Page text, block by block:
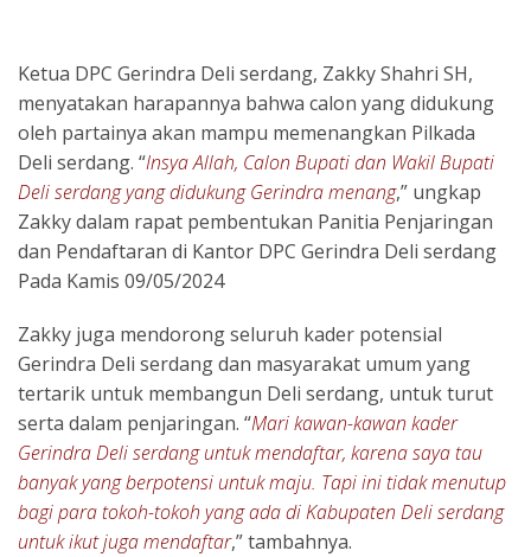
Ketua DPC Gerindra Deli serdang, Zakky Shahri SH,
menyatakan harapannya bahwa calon yang didukung
oleh partainya akan mampu memenangkan Pilkada
Deli serdang. “Insya Allah, Calon Bupati dan Wakil Bupati
Deli serdang yang didukung Gerindra menang,” ungkap
Zakky dalam rapat pembentukan Panitia Penjaringan
dan Pendaftaran di Kantor DPC Gerindra Deli serdang
Pada Kamis 09/05/2024
Zakky juga mendorong seluruh kader potensial
Gerindra Deli serdang dan masyarakat umum yang
tertarik untuk membangun Deli serdang, untuk turut
serta dalam penjaringan. “Mari kawan-kawan kader
Gerindra Deli serdang untuk mendaftar, karena saya tau
banyak yang berpotensi untuk maju. Tapi ini tidak menutup
bagi para tokoh-tokoh yang ada di Kabupaten Deli serdang
untuk ikut juga mendaftar,” tambahnya.